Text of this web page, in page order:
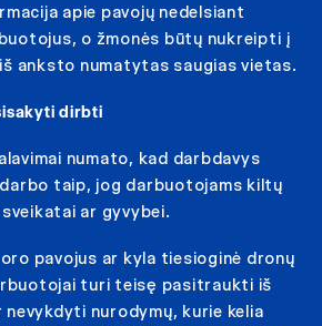
apie pavojų nedelsiant
o žmonės būtų nukreipti į
anksto numatytas saugias vietas.
dirbti
numato, kad darbdavys
taip, jog darbuotojams kiltų
ar gyvybei.
pavojus ar kyla tiesioginė dronų
turi teisę pasitraukti iš
nurodymų, kurie kelia